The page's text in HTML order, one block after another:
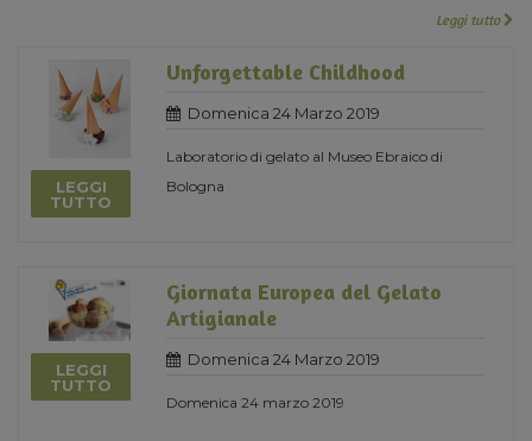
Leggi tutto
LEGGI
TUTTO
Unforgettable Childhood
Domenica 24 Marzo 2019
Laboratorio di gelato al Museo Ebraico di
Bologna
LEGGI
TUTTO
Giornata Europea del Gelato
Artigianale
Domenica 24 Marzo 2019
Domenica 24 marzo 2019